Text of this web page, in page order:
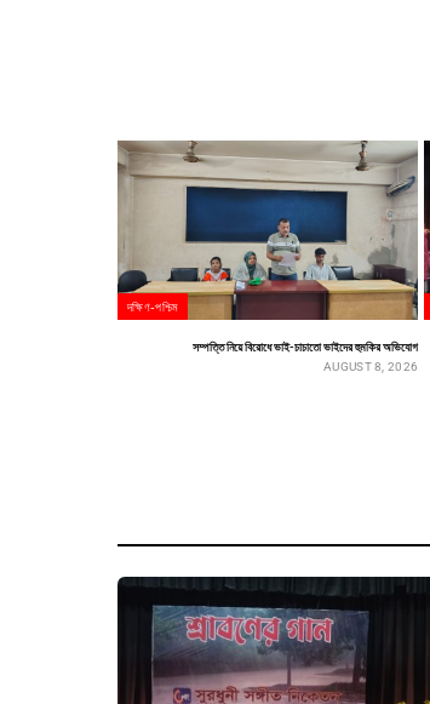
দক্ষিণ-পশ্চিম
সম্পত্তি নিয়ে বিরোধে ভাই-চাচাতো ভাইদের হুমকির অভিযোগ
AUGUST 8, 2026